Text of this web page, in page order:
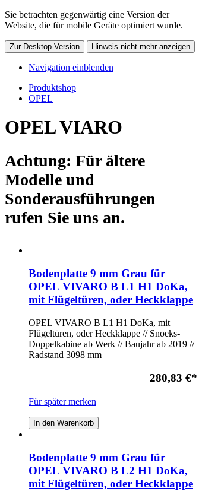
Sie betrachten gegenwärtig eine Version der
Website, die für mobile Geräte optimiert wurde.
Zur Desktop-Version Hinweis nicht mehr anzeigen
Navigation einblenden
Produktshop
OPEL
OPEL VIARO
Achtung: Für ältere
Modelle und
Sonderausführungen
rufen Sie uns an.
Bodenplatte 9 mm Grau für
OPEL VIVARO B L1 H1 DoKa,
mit Flügeltüren, oder Heckklappe
OPEL VIVARO B L1 H1 DoKa, mit
Flügeltüren, oder Heckklappe // Snoeks-
Doppelkabine ab Werk // Baujahr ab 2019 //
Radstand 3098 mm
280,83 €*
Für später merken
In den Warenkorb
Bodenplatte 9 mm Grau für
OPEL VIVARO B L2 H1 DoKa,
mit Flügeltüren, oder Heckklappe